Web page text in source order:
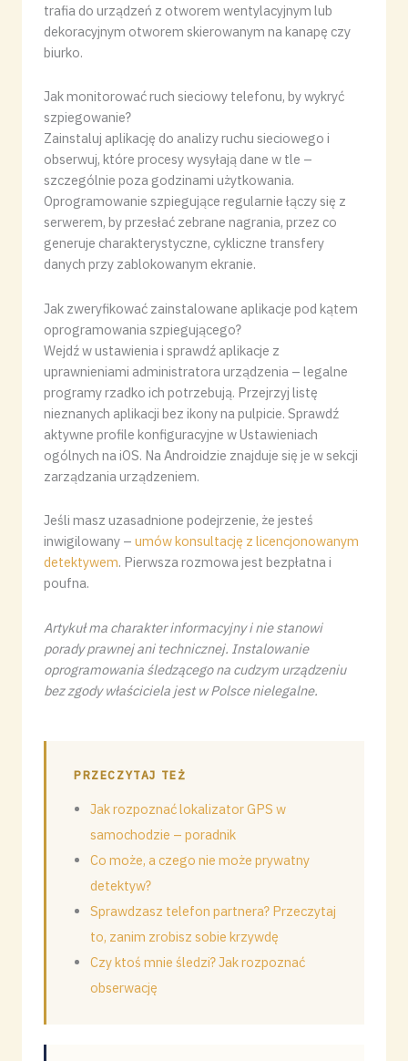
trafia do urządzeń z otworem wentylacyjnym lub
dekoracyjnym otworem skierowanym na kanapę czy
biurko.
Jak monitorować ruch sieciowy telefonu, by wykryć
szpiegowanie?
Zainstaluj aplikację do analizy ruchu sieciowego i
obserwuj, które procesy wysyłają dane w tle –
szczególnie poza godzinami użytkowania.
Oprogramowanie szpiegujące regularnie łączy się z
serwerem, by przesłać zebrane nagrania, przez co
generuje charakterystyczne, cykliczne transfery
danych przy zablokowanym ekranie.
Jak zweryfikować zainstalowane aplikacje pod kątem
oprogramowania szpiegującego?
Wejdź w ustawienia i sprawdź aplikacje z
uprawnieniami administratora urządzenia – legalne
programy rzadko ich potrzebują. Przejrzyj listę
nieznanych aplikacji bez ikony na pulpicie. Sprawdź
aktywne profile konfiguracyjne w Ustawieniach
ogólnych na iOS. Na Androidzie znajduje się je w sekcji
zarządzania urządzeniem.
Jeśli masz uzasadnione podejrzenie, że jesteś
inwigilowany – umów konsultację z licencjonowanym
detektywem. Pierwsza rozmowa jest bezpłatna i
poufna.
Artykuł ma charakter informacyjny i nie stanowi
porady prawnej ani technicznej. Instalowanie
oprogramowania śledzącego na cudzym urządzeniu
bez zgody właściciela jest w Polsce nielegalne.
PRZECZYTAJ TEŻ
Jak rozpoznać lokalizator GPS w
samochodzie – poradnik
Co może, a czego nie może prywatny
detektyw?
Sprawdzasz telefon partnera? Przeczytaj
to, zanim zrobisz sobie krzywdę
Czy ktoś mnie śledzi? Jak rozpoznać
obserwację